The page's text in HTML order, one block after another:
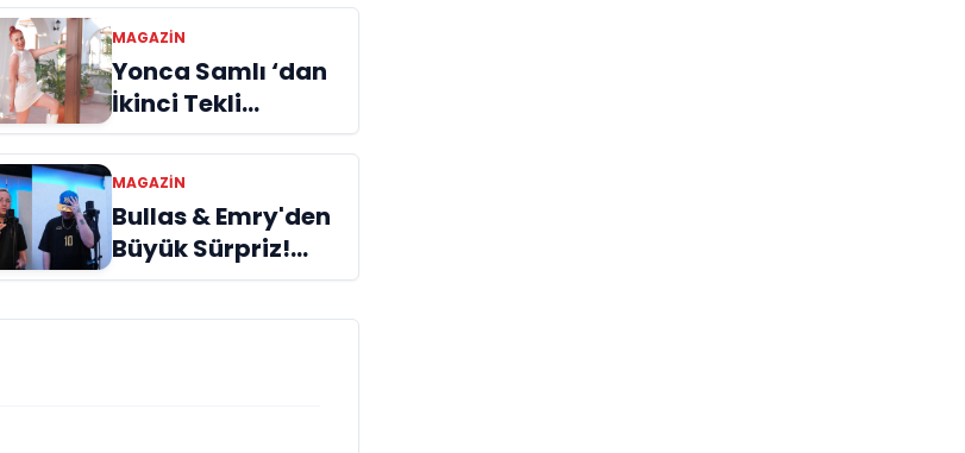
MAGAZİN
Yonca Samlı ‘dan
İkinci Tekli
“Donacaksın
Sevgilim “
yayımlandı
MAGAZİN
Bullas & Emry'den
Büyük Sürpriz!
"Kaç Kurtul" ile
Tarz Değiştirdiler